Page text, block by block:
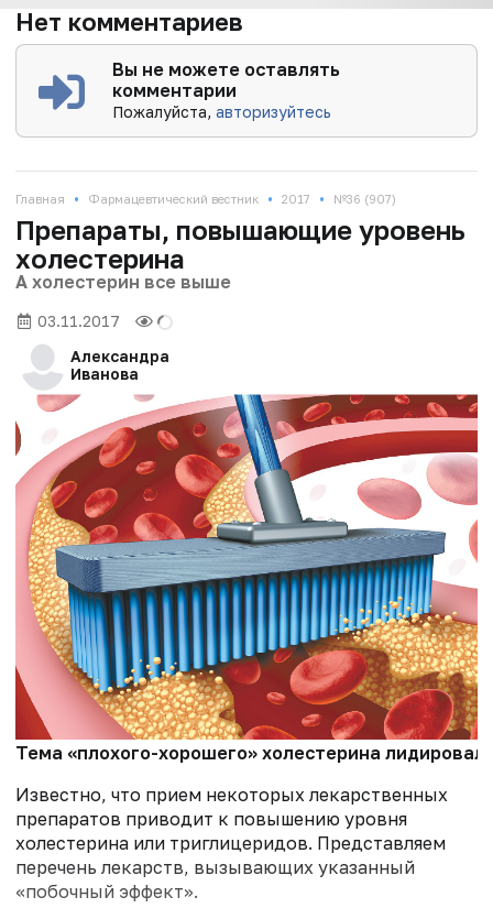
Нет комментариев
Вы не можете оставлять
комментарии
Пожалуйста,авторизуйтесь
Главная • Фармацевтический вестник • 2017 • №36 (907)
Препараты, повышающие уровень
холестерина
А холестерин все выше
03.11.2017
Александра
Иванова
Тема «плохого-хорошего» холестерина
Известно, что прием некоторых лекарственных
препаратов приводит к повышению уровня
холестерина или триглицеридов. Представляем
перечень лекарств, вызывающих указанный
«побочный эффект».